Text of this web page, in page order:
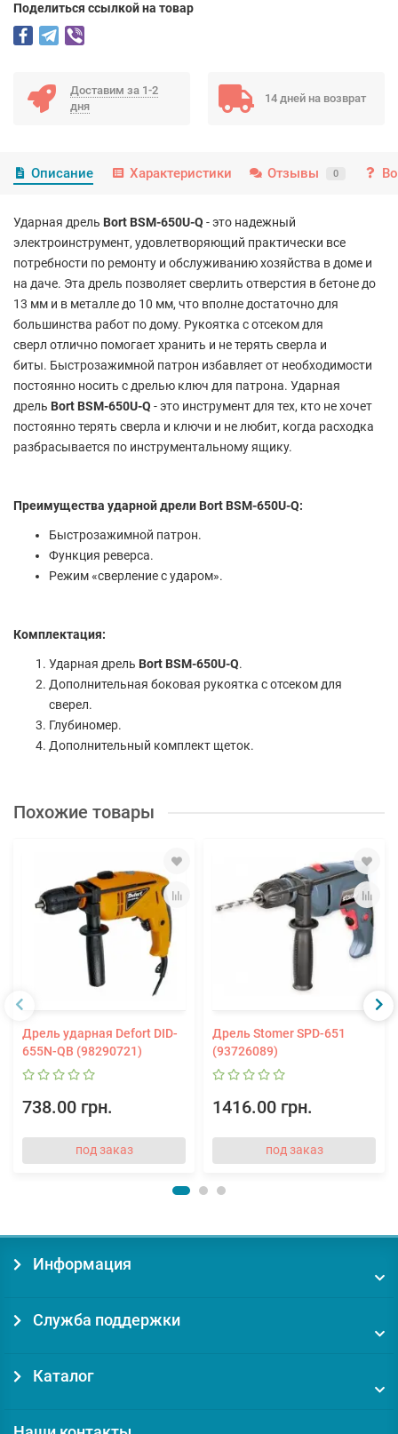
Поделиться ссылкой на товар
Доставим за 1-2
дня
14 дней на возврат
Описание Характеристики Отзывы 0
Ударная дрель Bort BSM-650U-Q - это надежный
электроинструмент, удовлетворяющий практически все
потребности по ремонту и обслуживанию хозяйства в доме и
на даче. Эта дрель позволяет сверлить отверстия в бетоне до
13 мм и в металле до 10 мм, что вполне достаточно для
большинства работ по дому. Рукоятка с отсеком для
сверл отлично помогает хранить и не терять сверла и
биты. Быстрозажимной патрон избавляет от необходимости
постоянно носить с дрелью ключ для патрона. Ударная
дрель Bort BSM-650U-Q - это инструмент для тех, кто не хочет
постоянно терять сверла и ключи и не любит, когда расходка
разбрасывается по инструментальному ящику.
Преимущества ударной дрели Bort BSM-650U-Q:
Быстрозажимной патрон.
Функция реверса.
Режим «сверление с ударом».
Комплектация:
Ударная дрель Bort BSM-650U-Q.
Дополнительная боковая рукоятка с отсеком для
сверел.
Глубиномер.
Дополнительный комплект щеток.
Похожие товары
Дрель ударная Defort DID-
655N-QВ (98290721)
738.00 грн.
под заказ
Дрель Stomer SPD-651
(93726089)
1416.00 грн.
под заказ
Информация
Служба поддержки
Каталог